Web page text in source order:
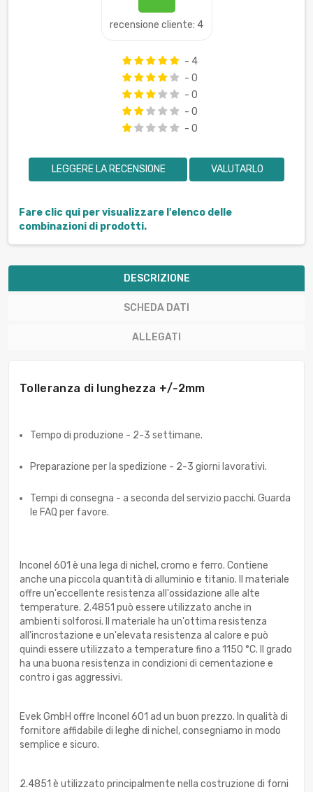
recensione cliente: 4
- 4
- 0
- 0
- 0
- 0
LEGGERE LA RECENSIONE VALUTARLO
Fare clic qui per visualizzare l'elenco delle
combinazioni di prodotti.
DESCRIZIONE
SCHEDA DATI
ALLEGATI
Tolleranza di lunghezza +/-2mm
Tempo di produzione - 2-3 settimane.
Preparazione per la spedizione - 2-3 giorni lavorativi.
Tempi di consegna - a seconda del servizio pacchi. Guarda
le FAQ per favore.
Inconel 601 è una lega di nichel, cromo e ferro. Contiene
anche una piccola quantità di alluminio e titanio. Il materiale
offre un'eccellente resistenza all'ossidazione alle alte
temperature. 2.4851 può essere utilizzato anche in
ambienti solforosi. Il materiale ha un'ottima resistenza
all'incrostazione e un'elevata resistenza al calore e può
quindi essere utilizzato a temperature fino a 1150 °C. Il grado
ha una buona resistenza in condizioni di cementazione e
contro i gas aggressivi.
Evek GmbH offre Inconel 601 ad un buon prezzo. In qualità di
fornitore affidabile di leghe di nichel, consegniamo in modo
semplice e sicuro.
2.4851 è utilizzato principalmente nella costruzione di forni